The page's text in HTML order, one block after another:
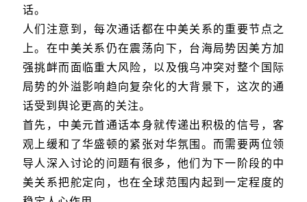
话。
人们注意到，每次通话都在中美关系的重要节点之
上。在中美关系仍在震荡向下，台海局势因美方加
强挑衅而面临重大风险，以及俄乌冲突对整个国际
局势的外溢影响趋向复杂化的大背景下，这次的通
话受到舆论更高的关注。
首先，中美元首通话本身就传递出积极的信号，客
观上缓和了华盛顿的紧张对华氛围。而需要两位领
导人深入讨论的问题有很多，他们为下一阶段的中
美关系把舵定向，也在全球范围内起到一定程度的